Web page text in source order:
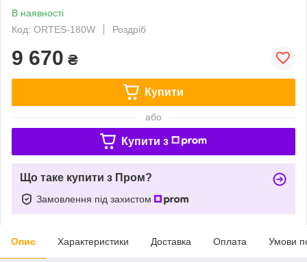
В наявності
Код: ORTES-180W
Роздріб
9 670 ₴
Купити
або
Купити з
Що таке купити з Пром?
Замовлення під захистом
Опис Характеристики Доставка Оплата Умови